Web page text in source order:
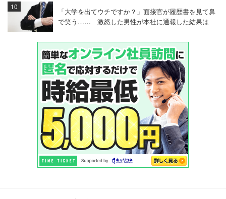
「大学を出てウチですか？」面接官が履歴書を見て鼻
で笑う…… 激怒した男性が本社に通報した結果は